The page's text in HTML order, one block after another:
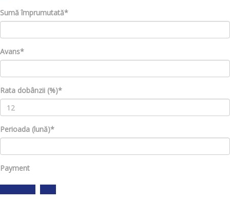
Sumă împrumutată*
Avans*
Rata dobânzii (%)*
Perioada (lună)*
Payment